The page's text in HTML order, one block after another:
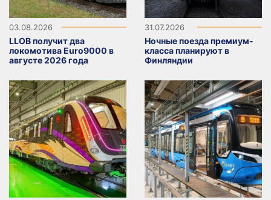
03.08.2026
LLOB получит два
локомотива Euro9000 в
августе 2026 года
31.07.2026
Ночные поезда премиум-
класса планируют в
Финляндии